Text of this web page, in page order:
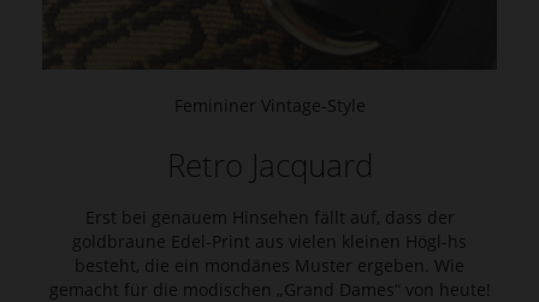
Femininer Vintage-Style
Retro Jacquard
Erst bei genauem Hinsehen fällt auf, dass der
goldbraune Edel-Print aus vielen kleinen Högl-hs
besteht, die ein mondänes Muster ergeben. Wie
gemacht für die modischen „Grand Dames“ von heute!